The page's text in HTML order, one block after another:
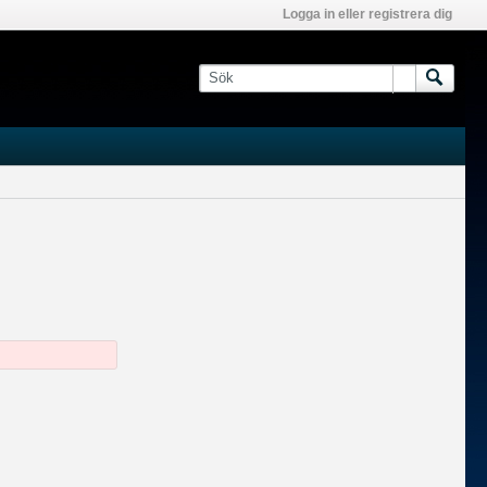
Logga in eller registrera dig